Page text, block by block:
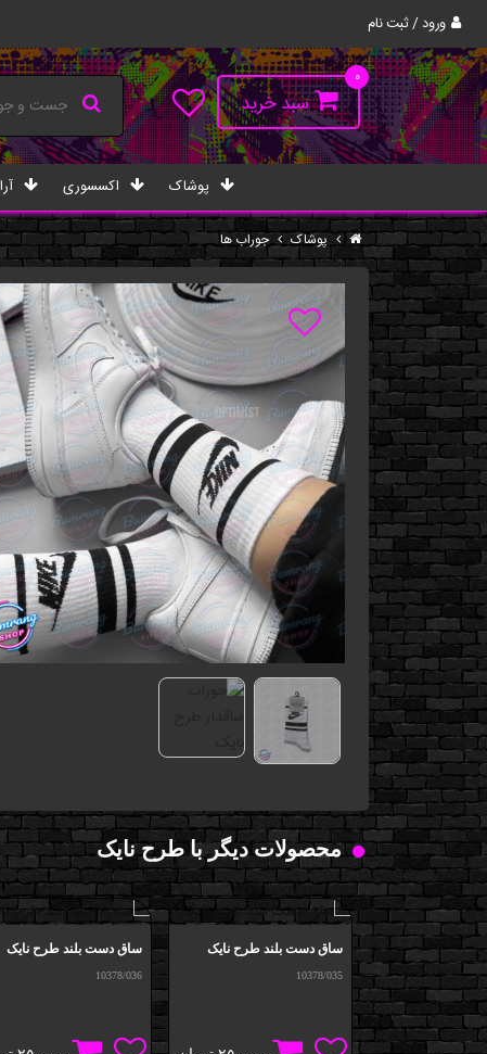
ورود / ثبت نام
۰
سبد خرید
پوشاک اکسسوری
پوشاک جوراب ها
محصولات دیگر با طرح نایک
ساق دست بلند طرح نایک
10378/035
ساق دست بلند طرح نایک
10378/036